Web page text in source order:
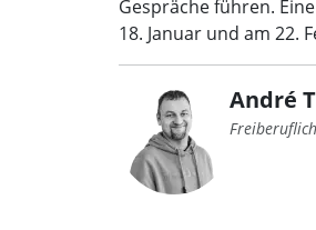
Gespräche führen.
18. Januar und am 22.
André